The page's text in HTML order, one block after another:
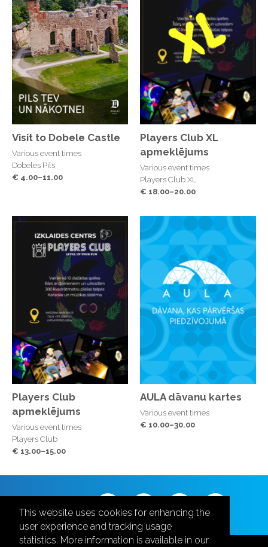
This website uses cookies for enhancing the
user experience and tracking usage
statistics. More information is available in our
Visit to Dobele Castle
Various event times
Dobeles Pils
€ 4.00–11.00
Players Club XL
apmeklējums
Various event times
Players Club XL
€ 18.00–20.00
Players Club
apmeklējums
Various event times
Players Club
€ 13.00–15.00
AULA dāvanu kartes
Various event times
€ 10.00–30.00
Follow us